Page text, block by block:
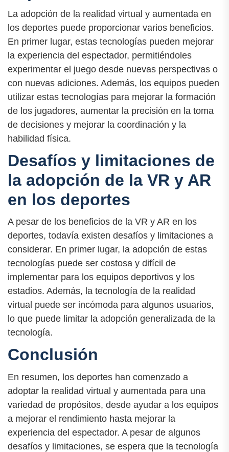
La adopción de la realidad virtual y aumentada en
los deportes puede proporcionar varios beneficios.
En primer lugar, estas tecnologías pueden mejorar
la experiencia del espectador, permitiéndoles
experimentar el juego desde nuevas perspectivas o
con nuevas adiciones. Además, los equipos pueden
utilizar estas tecnologías para mejorar la formación
de los jugadores, aumentar la precisión en la toma
de decisiones y mejorar la coordinación y la
habilidad física.
Desafíos y limitaciones de
la adopción de la VR y AR
en los deportes
A pesar de los beneficios de la VR y AR en los
deportes, todavía existen desafíos y limitaciones a
considerar. En primer lugar, la adopción de estas
tecnologías puede ser costosa y difícil de
implementar para los equipos deportivos y los
estadios. Además, la tecnología de la realidad
virtual puede ser incómoda para algunos usuarios,
lo que puede limitar la adopción generalizada de la
tecnología.
Conclusión
En resumen, los deportes han comenzado a
adoptar la realidad virtual y aumentada para una
variedad de propósitos, desde ayudar a los equipos
a mejorar el rendimiento hasta mejorar la
experiencia del espectador. A pesar de algunos
desafíos y limitaciones, se espera que la tecnología